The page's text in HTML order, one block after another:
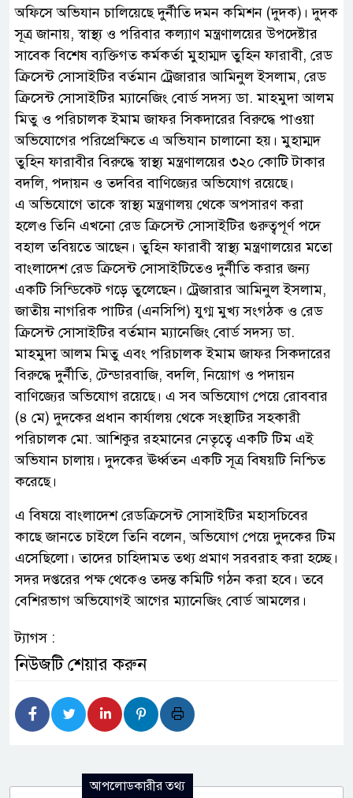
অফিসে অভিযান চালিয়েছে দুর্নীতি দমন কমিশন (দুদক)। দুদক
সূত্র জানায়, স্বাস্থ্য ও পরিবার কল্যাণ মন্ত্রণালয়ের উপদেষ্টার
সাবেক বিশেষ ব্যক্তিগত কর্মকর্তা মুহাম্মদ তুহিন ফারাবী, রেড
ক্রিসেন্ট সোসাইটির বর্তমান ট্রেজারার আমিনুল ইসলাম, রেড
ক্রিসেন্ট সোসাইটির ম্যানেজিং বোর্ড সদস্য ডা. মাহমুদা আলম
মিতু ও পরিচালক ইমাম জাফর সিকদারের বিরুদ্ধে পাওয়া
অভিযোগের পরিপ্রেক্ষিতে এ অভিযান চালানো হয়। মুহাম্মদ
তুহিন ফারাবীর বিরুদ্ধে স্বাস্থ্য মন্ত্রণালয়ের ৩২০ কোটি টাকার
বদলি, পদায়ন ও তদবির বাণিজ্যের অভিযোগ রয়েছে।
এ অভিযোগে তাকে স্বাস্থ্য মন্ত্রণালয় থেকে অপসারণ করা
হলেও তিনি এখনো রেড ক্রিসেন্ট সোসাইটির গুরুত্বপূর্ণ পদে
বহাল তবিয়তে আছেন। তুহিন ফারাবী স্বাস্থ্য মন্ত্রণালয়ের মতো
বাংলাদেশ রেড ক্রিসেন্ট সোসাইটিতেও দুর্নীতি করার জন্য
একটি সিন্ডিকেট গড়ে তুলেছেন। ট্রেজারার আমিনুল ইসলাম,
জাতীয় নাগরিক পাটির (এনসিপি) যুগ্ম মুখ্য সংগঠক ও রেড
ক্রিসেন্ট সোসাইটির বর্তমান ম্যানেজিং বোর্ড সদস্য ডা.
মাহমুদা আলম মিতু এবং পরিচালক ইমাম জাফর সিকদারের
বিরুদ্ধে দুর্নীতি, টেন্ডারবাজি, বদলি, নিয়োগ ও পদায়ন
বাণিজ্যের অভিযোগ রয়েছে। এ সব অভিযোগ পেয়ে রোববার
(৪ মে) দুদকের প্রধান কার্যালয় থেকে সংস্থাটির সহকারী
পরিচালক মো. আশিকুর রহমানের নেতৃত্বে একটি টিম এই
অভিযান চালায়। দুদকের ঊর্ধ্বতন একটি সূত্র বিষয়টি নিশ্চিত
করেছে।
এ বিষয়ে বাংলাদেশ রেডক্রিসেন্ট সোসাইটির মহাসচিবের
কাছে জানতে চাইলে তিনি বলেন, অভিযোগ পেয়ে দুদকের টিম
এসেছিলো। তাদের চাহিদামত তথ্য প্রমাণ সরবরাহ করা হচ্ছে।
সদর দপ্তরের পক্ষ থেকেও তদন্ত কমিটি গঠন করা হবে। তবে
বেশিরভাগ অভিযোগই আগের ম্যানেজিং বোর্ড আমলের।
ট্যাগস :
নিউজটি শেয়ার করুন
আপলোডকারীর তথ্য